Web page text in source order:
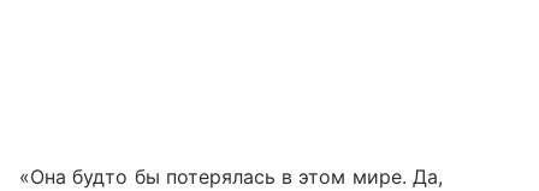
«Она будто бы потерялась в этом мире. Да,